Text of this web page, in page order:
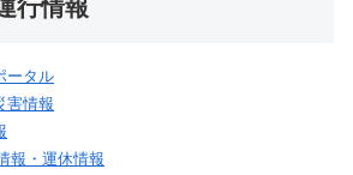
行情報
ータル
害情報
報・運休情報